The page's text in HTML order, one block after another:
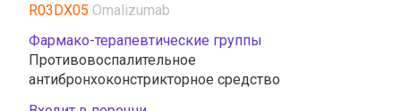
R03DX05 Omalizumab
Фармако-терапевтические группы
Противовоспалительное
антибронхоконстрикторное средство